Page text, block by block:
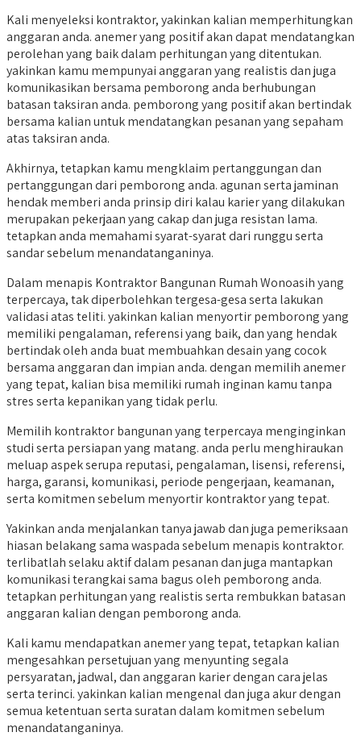
Kali menyeleksi kontraktor, yakinkan kalian memperhitungkan
anggaran anda. anemer yang positif akan dapat mendatangkan
perolehan yang baik dalam perhitungan yang ditentukan.
yakinkan kamu mempunyai anggaran yang realistis dan juga
komunikasikan bersama pemborong anda berhubungan
batasan taksiran anda. pemborong yang positif akan bertindak
bersama kalian untuk mendatangkan pesanan yang sepaham
atas taksiran anda.
Akhirnya, tetapkan kamu mengklaim pertanggungan dan
pertanggungan dari pemborong anda. agunan serta jaminan
hendak memberi anda prinsip diri kalau karier yang dilakukan
merupakan pekerjaan yang cakap dan juga resistan lama.
tetapkan anda memahami syarat-syarat dari runggu serta
sandar sebelum menandatanganinya.
Dalam menapis Kontraktor Bangunan Rumah Wonoasih yang
terpercaya, tak diperbolehkan tergesa-gesa serta lakukan
validasi atas teliti. yakinkan kalian menyortir pemborong yang
memiliki pengalaman, referensi yang baik, dan yang hendak
bertindak oleh anda buat membuahkan desain yang cocok
bersama anggaran dan impian anda. dengan memilih anemer
yang tepat, kalian bisa memiliki rumah inginan kamu tanpa
stres serta kepanikan yang tidak perlu.
Memilih kontraktor bangunan yang terpercaya menginginkan
studi serta persiapan yang matang. anda perlu menghiraukan
meluap aspek serupa reputasi, pengalaman, lisensi, referensi,
harga, garansi, komunikasi, periode pengerjaan, keamanan,
serta komitmen sebelum menyortir kontraktor yang tepat.
Yakinkan anda menjalankan tanya jawab dan juga pemeriksaan
hiasan belakang sama waspada sebelum menapis kontraktor.
terlibatlah selaku aktif dalam pesanan dan juga mantapkan
komunikasi terangkai sama bagus oleh pemborong anda.
tetapkan perhitungan yang realistis serta rembukkan batasan
anggaran kalian dengan pemborong anda.
Kali kamu mendapatkan anemer yang tepat, tetapkan kalian
mengesahkan persetujuan yang menyunting segala
persyaratan, jadwal, dan anggaran karier dengan cara jelas
serta terinci. yakinkan kalian mengenal dan juga akur dengan
semua ketentuan serta suratan dalam komitmen sebelum
menandatanganinya.